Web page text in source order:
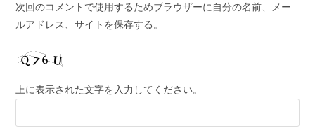
次回のコメントで使用するためブラウザーに自分の名前、メー
ルアドレス、サイトを保存する。
上に表示された文字を入力してください。